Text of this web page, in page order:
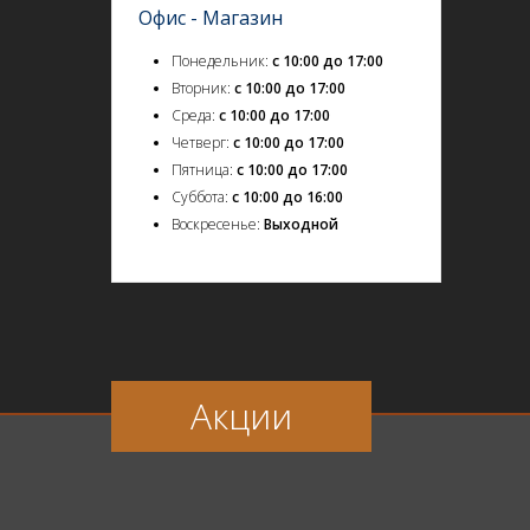
Офис - Магазин
Понедельник: с 10:00 до 17:00
Вторник: с 10:00 до 17:00
Среда: с 10:00 до 17:00
Четверг: с 10:00 до 17:00
Пятница: с 10:00 до 17:00
Суббота: с 10:00 до 16:00
Воскресенье: Выходной
Акции